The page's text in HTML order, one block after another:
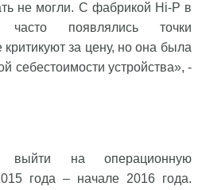
не могли. C фабрикой Hi-P в
появлялись точки
за цену, но она была
себестоимости устройства», -
выйти на операционную
года – начале 2016 года.